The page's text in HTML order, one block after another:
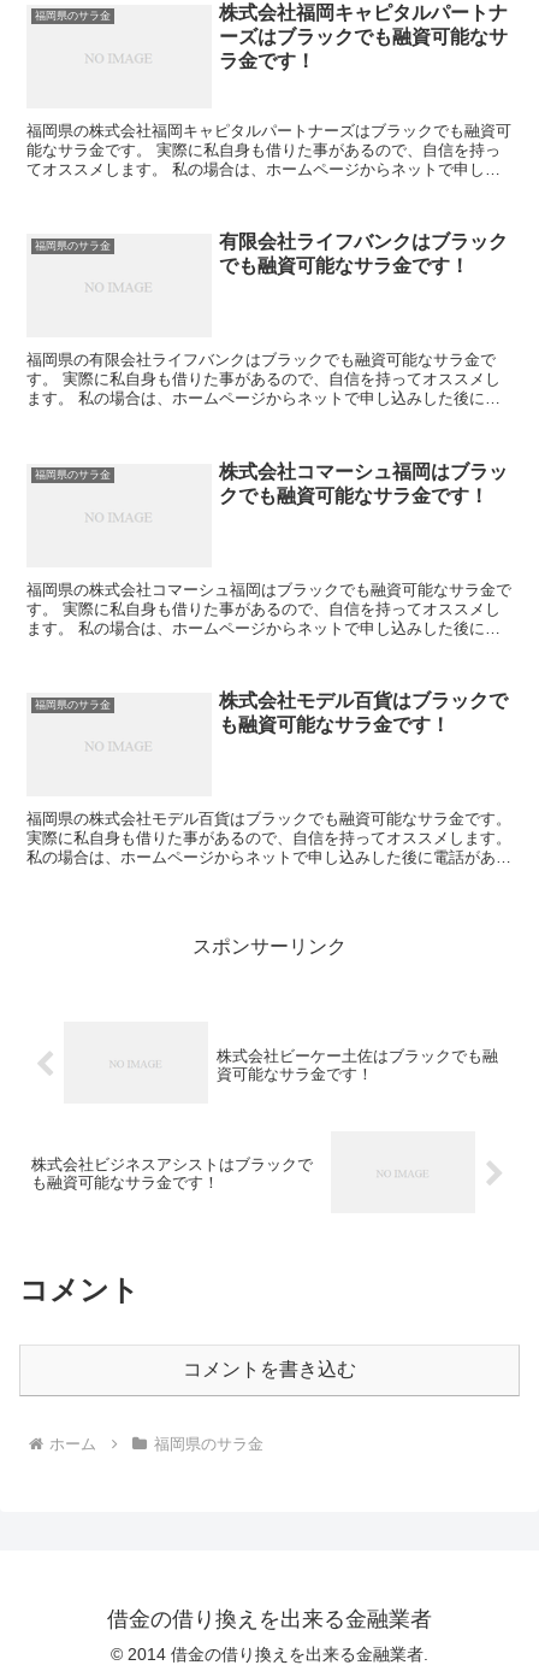
福岡県のサラ金
株式会社福岡キャピタルパートナ
ーズはブラックでも融資可能なサ
ラ金です！
福岡県の株式会社福岡キャピタルパートナーズはブラックでも融資可
能なサラ金です。 実際に私自身も借りた事があるので、自信を持っ
てオススメします。 私の場合は、ホームページからネットで申し込
福岡県のサラ金
有限会社ライフバンクはブラック
でも融資可能なサラ金です！
福岡県の有限会社ライフバンクはブラックでも融資可能なサラ金で
す。 実際に私自身も借りた事があるので、自信を持ってオススメし
ます。 私の場合は、ホームページからネットで申し込みした後に電
福岡県のサラ金
株式会社コマーシュ福岡はブラッ
クでも融資可能なサラ金です！
福岡県の株式会社コマーシュ福岡はブラックでも融資可能なサラ金で
す。 実際に私自身も借りた事があるので、自信を持ってオススメし
ます。 私の場合は、ホームページからネットで申し込みした後に電
福岡県のサラ金
株式会社モデル百貨はブラックで
も融資可能なサラ金です！
福岡県の株式会社モデル百貨はブラックでも融資可能なサラ金です。
実際に私自身も借りた事があるので、自信を持ってオススメします。
私の場合は、ホームページからネットで申し込みした後に電話があ
スポンサーリンク
株式会社ビーケー土佐はブラックでも融
資可能なサラ金です！
株式会社ビジネスアシストはブラックで
も融資可能なサラ金です！
コメント
コメントを書き込む
ホーム 福岡県のサラ金
借金の借り換えを出来る金融業者
© 2014 借金の借り換えを出来る金融業者.